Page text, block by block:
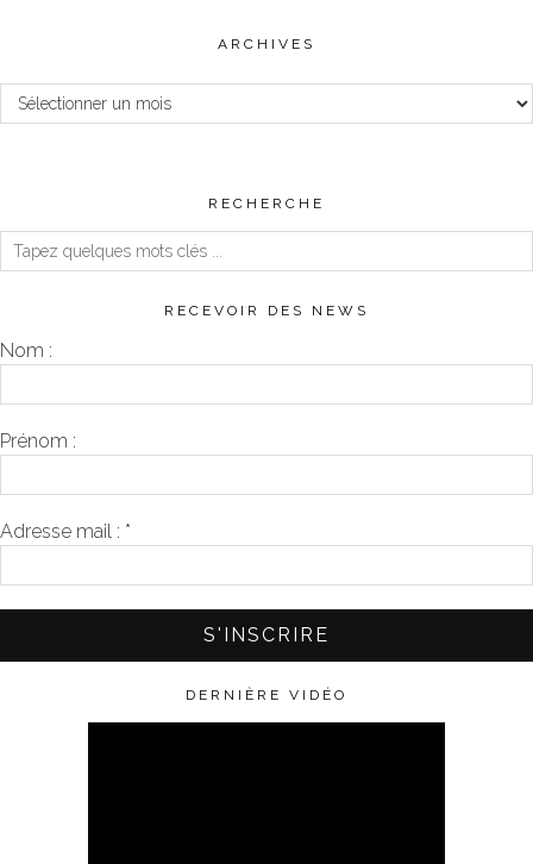
ARCHIVES
Archives
RECHERCHE
RECEVOIR DES NEWS
Nom :
Prénom :
Adresse mail : *
DERNIÈRE VIDÉO